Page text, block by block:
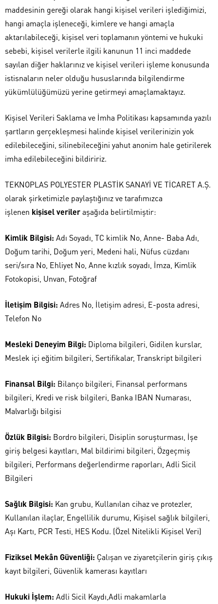
maddesinin gereği olarak hangi kişisel verileri işlediğimizi,
hangi amaçla işleneceği, kimlere ve hangi amaçla
aktarılabileceği, kişisel veri toplamanın yöntemi ve hukuki
sebebi, kişisel verilerle ilgili kanunun 11 inci maddede
sayılan diğer haklarınız ve kişisel verileri işleme konusunda
istisnaların neler olduğu hususlarında bilgilendirme
yükümlülüğümüzü yerine getirmeyi amaçlamaktayız.
Kişisel Verileri Saklama ve İmha Politikası kapsamında yazılı
şartların gerçekleşmesi halinde kişisel verilerinizin yok
edilebileceğini, silinebileceğini yahut anonim hale getirilerek
imha edilebileceğini bildiririz.
TEKNOPLAS POLYESTER PLASTİK SANAYİ VE TİCARET A.Ş.
olarak şirketimizle paylaştığınız ve tarafımızca
işlenen kişisel verileraşağıda belirtilmiştir:
Kimlik Bilgisi: Adı Soyadı, TC kimlik No, Anne- Baba Adı,
Doğum tarihi, Doğum yeri, Medeni hali, Nüfus cüzdanı
seri/sıra No, Ehliyet No, Anne kızlık soyadı, İmza, Kimlik
Fotokopisi, Unvan, Fotoğraf
İletişim Bilgisi: Adres No, İletişim adresi, E-posta adresi,
Telefon No
Mesleki Deneyim Bilgi: Diploma bilgileri, Gidilen kurslar,
Meslek içi eğitim bilgileri, Sertifikalar, Transkript bilgileri
Finansal Bilgi: Bilanço bilgileri, Finansal performans
bilgileri, Kredi ve risk bilgileri, Banka IBAN Numarası,
Malvarlığı bilgisi
Özlük Bilgisi: Bordro bilgileri, Disiplin soruşturması, İşe
giriş belgesi kayıtları, Mal bildirimi bilgileri, Özgeçmiş
bilgileri, Performans değerlendirme raporları, Adli Sicil
Bilgileri
Sağlık Bilgisi: Kan grubu, Kullanılan cihaz ve protezler,
Kullanılan ilaçlar, Engellilik durumu, Kişisel sağlık bilgileri,
Aşı Kartı, PCR Testi, HES Kodu. (Özel Nitelikli Kişisel Veri)
Fiziksel Mekân Güvenliği: Çalışan ve ziyaretçilerin giriş çıkış
kayıt bilgileri, Güvenlik kamerası kayıtları
Hukuki İşlem: Adli Sicil Kaydı,Adli makamlarla